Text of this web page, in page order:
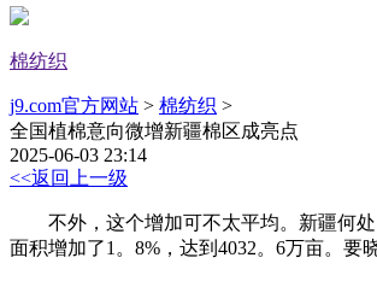
棉纺织
j9.com官方网站 > 棉纺织 >
全国植棉意向微增新疆棉区成亮点
2025-06-03 23:14
<<返回上一级
不外，这个增加可不太平均。新疆何处
面积增加了1。8%，达到4032。6万亩。要